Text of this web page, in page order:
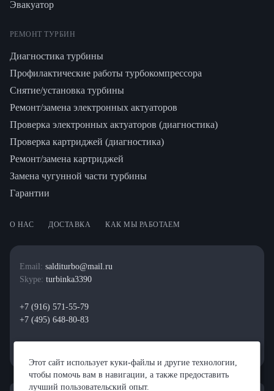
Эвакуатор
РЕМОНТ ТУРБИН
Диагностика турбины
Профилактические работы турбокомпрессора
Снятие/установка турбины
Ремонт/замена электронных актуаторов
Проверка электронных актуаторов (диагностика)
Проверка картриджей (диагностика)
Ремонт/замена картриджей
Замена чугунной части турбины
Гарантии
О НАС ДОСТАВКА КАК МЫ РАБОТАЕМ
Email: salditurbo@mail.ru
Skype: turbinka3390
+7 (916) 571-55-79
+7 (495) 648-80-83
Этот сайт использует куки-файлы и другие технологии,
чтобы помочь вам в навигации, а также предоставить
лучший пользовательский опыт.